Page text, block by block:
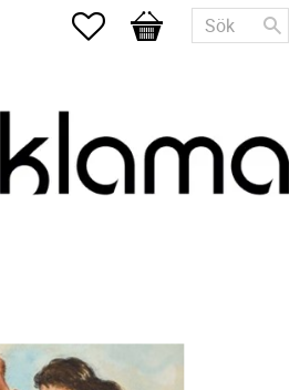
Favoriter
Kundvagn